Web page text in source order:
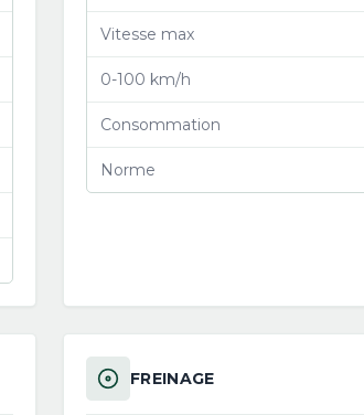
Vitesse max
0-100 km/h
Consommation
Norme
FREINAGE